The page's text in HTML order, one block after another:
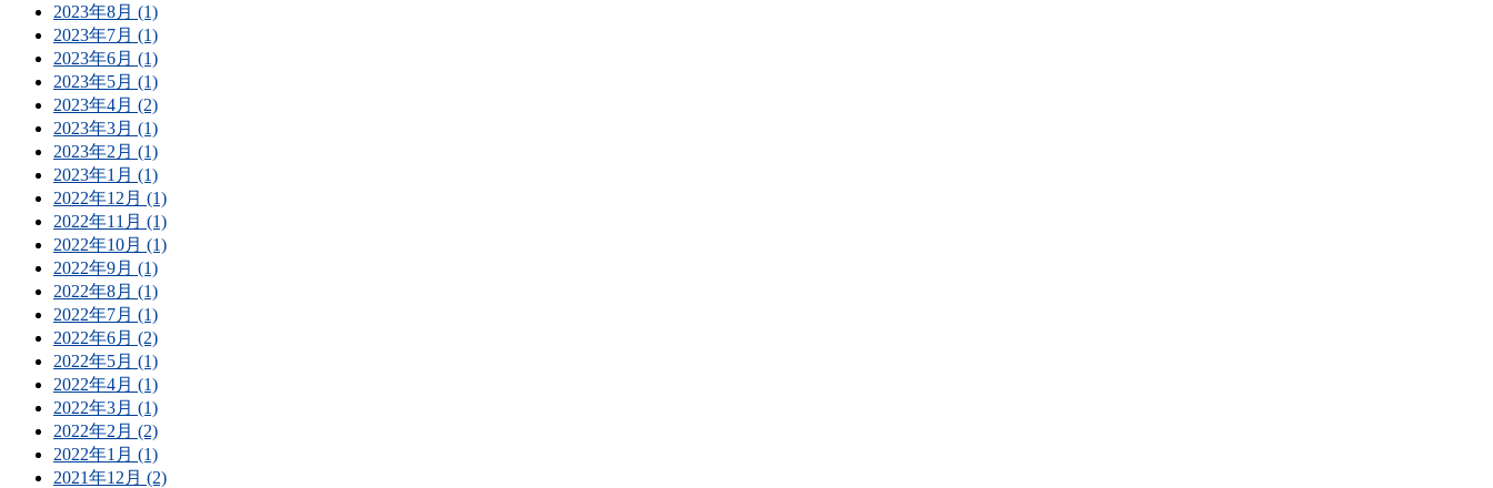
2023年8月 (1)
2023年7月 (1)
2023年6月 (1)
2023年5月 (1)
2023年4月 (2)
2023年3月 (1)
2023年2月 (1)
2023年1月 (1)
2022年12月 (1)
2022年11月 (1)
2022年10月 (1)
2022年9月 (1)
2022年8月 (1)
2022年7月 (1)
2022年6月 (2)
2022年5月 (1)
2022年4月 (1)
2022年3月 (1)
2022年2月 (2)
2022年1月 (1)
2021年12月 (2)